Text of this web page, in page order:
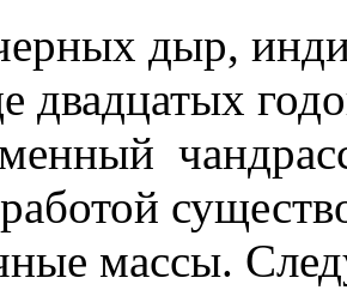
дыр,
двадцатых
массы.